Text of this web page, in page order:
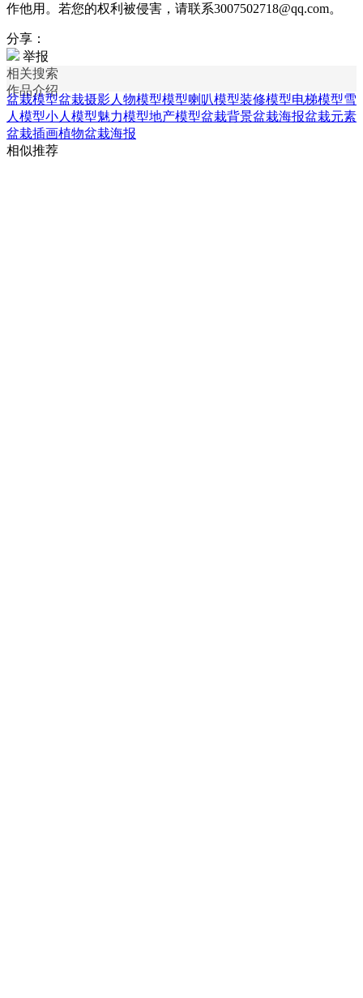
作他用。若您的权利被侵害，请联系3007502718@qq.com。
分享：
举报
相关搜索
作品介绍
盆栽模型盆栽摄影人物模型模型喇叭模型装修模型电梯模型雪
人模型小人模型魅力模型地产模型盆栽背景盆栽海报盆栽元素
盆栽插画植物盆栽海报
相似推荐